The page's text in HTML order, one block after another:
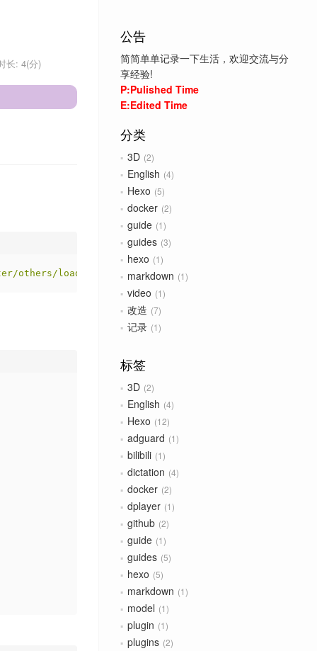
公告
简简单单记录一下生活，欢迎交流与分
享经验!
P:Pulished Time
E:Edited Time
分类
3D 2
English 4
Hexo 5
docker 2
guide 1
guides 3
hexo 1
markdown 1
video 1
改造 7
记录 1
标签
3D 2
English 4
Hexo 12
adguard 1
bilibili 1
dictation 4
docker 2
dplayer 1
github 2
guide 1
guides 5
hexo 5
markdown 1
model 1
plugin 1
plugins 2
长: 4(分)
others/loading.min.css">